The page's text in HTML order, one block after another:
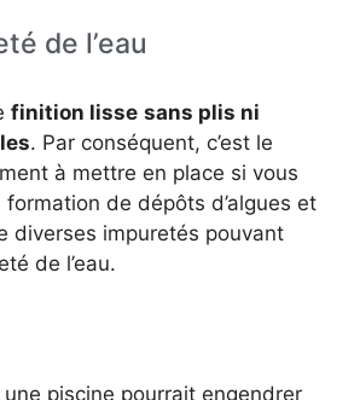
de l’eau
finition lisse sans plis ni
. Par conséquent, c’est le
à mettre en place si vous
de dépôts d’algues et
diverses impuretés pouvant
de l’eau.
piscine pourrait engendrer